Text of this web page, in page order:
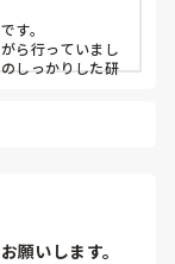
す。
ら行っていまし
しっかりした研
ってみるのもい
願いします。